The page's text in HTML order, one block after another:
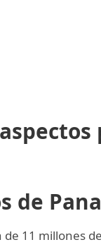
de
11 millones